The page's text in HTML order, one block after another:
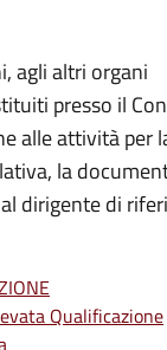
agli altri organi
presso il
alle attività per
la
dirigente di
Qualificazione